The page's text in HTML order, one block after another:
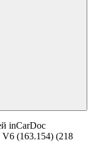
inCarDoc
(163.154) (218